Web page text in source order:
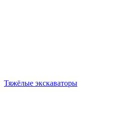
Тяжёлые экскаваторы